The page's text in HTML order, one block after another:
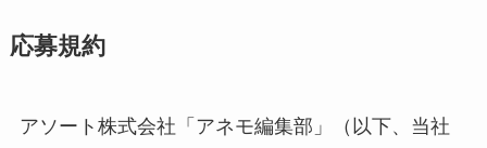
応募規約
アソート株式会社「アネモ編集部」（以下、当社